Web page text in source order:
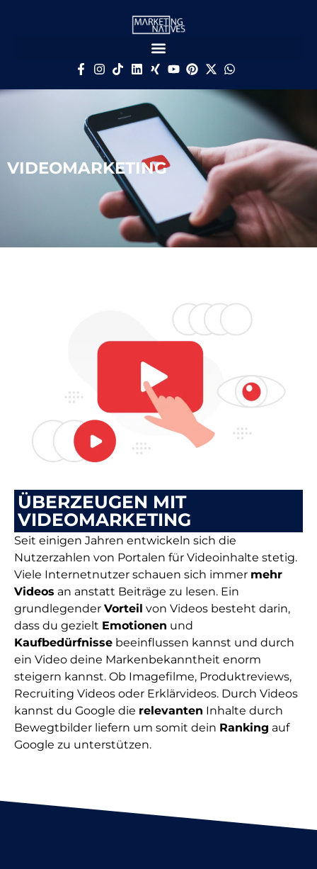
VIDEOMARKETING
ÜBERZEUGEN MIT
VIDEOMARKETING
Seit einigen Jahren entwickeln sich die
Nutzerzahlen von Portalen für Videoinhalte stetig.
Viele Internetnutzer schauen sich immer mehr
Videos an anstatt Beiträge zu lesen. Ein
grundlegender Vorteil von Videos besteht darin,
dass du gezielt Emotionen und
Kaufbedürfnisse beeinflussen kannst und durch
ein Video deine Markenbekanntheit enorm
steigern kannst. Ob Imagefilme, Produktreviews,
Recruiting Videos oder Erklärvideos. Durch Videos
kannst du Google die relevanten Inhalte durch
Bewegtbilder liefern um somit dein Ranking auf
Google zu unterstützen.